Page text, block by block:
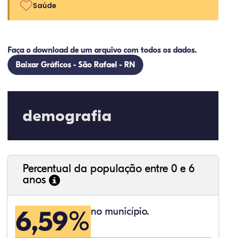
Saúde
Faça o download de um arquivo com todos os dados.
Baixar Gráficos - São Rafael - RN
demografia
Percentual da população entre 0 e 6
anos
6,59% no município.